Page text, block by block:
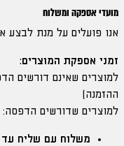
מועדי אספקה ומשלוח
אנו פועלים על מנת
זמני אספקת המוצרים:
ההזמנה)
למוצרים שדורשים הדפסה: עד 30 ימי עסקים (לא כולל יום
משלוח עם שליח